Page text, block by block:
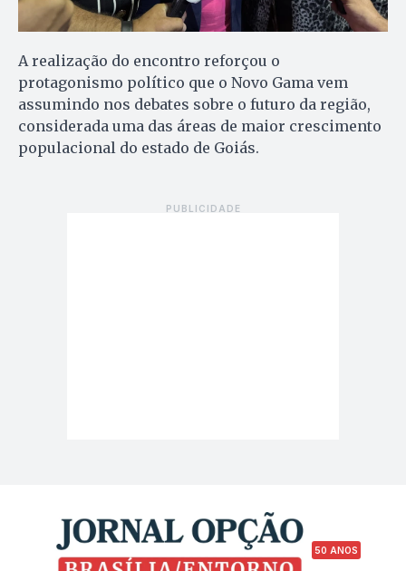
A realização do encontro reforçou o
protagonismo político que o Novo Gama vem
assumindo nos debates sobre o futuro da região,
considerada uma das áreas de maior crescimento
populacional do estado de Goiás.
50 ANOS